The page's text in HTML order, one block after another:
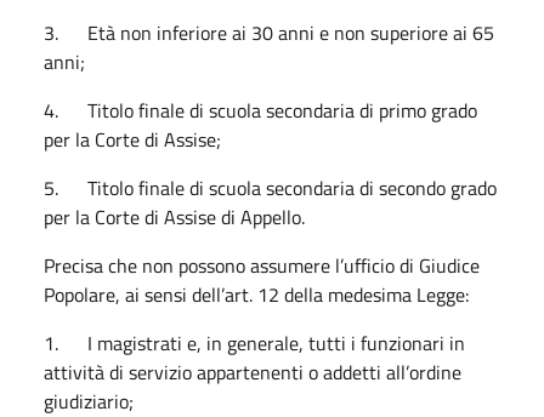
3. Età non inferiore ai 30 anni e non superiore ai 65
anni;
4. Titolo finale di scuola secondaria di primo grado
per la Corte di Assise;
5. Titolo finale di scuola secondaria di secondo grado
per la Corte di Assise di Appello.
Precisa che non possono assumere l’ufficio di Giudice
Popolare, ai sensi dell’art. 12 della medesima Legge:
1. I magistrati e, in generale, tutti i funzionari in
attività di servizio appartenenti o addetti all’ordine
giudiziario;